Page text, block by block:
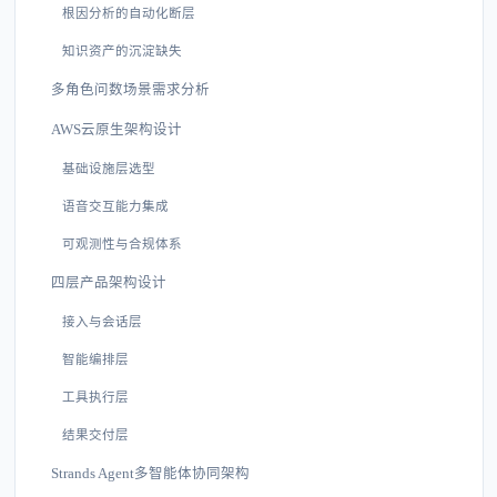
根因分析的自动化断层
知识资产的沉淀缺失
多角色问数场景需求分析
AWS云原生架构设计
基础设施层选型
语音交互能力集成
可观测性与合规体系
四层产品架构设计
接入与会话层
智能编排层
工具执行层
结果交付层
Strands Agent多智能体协同架构